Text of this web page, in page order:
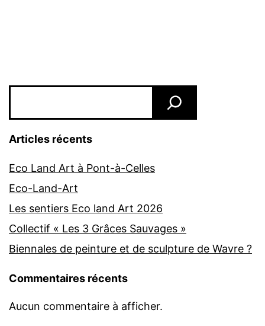
Articles récents
Eco Land Art à Pont-à-Celles
Eco-Land-Art
Les sentiers Eco land Art 2026
Collectif « Les 3 Grâces Sauvages »
Biennales de peinture et de sculpture de Wavre ?
Commentaires récents
Aucun commentaire à afficher.